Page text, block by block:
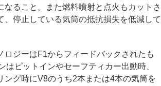
なること。また燃料噴射と点火もカットさ
、停止している気筒の抵抗損失を低減して
ジーはF1からフィードバックされたも
はピットインやセーフティカー出動時、
ング時にV8のうち2本または4本の気筒を